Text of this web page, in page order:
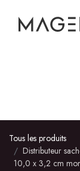
Tous les produits
Distributeur
10,0 x 3,2 cm